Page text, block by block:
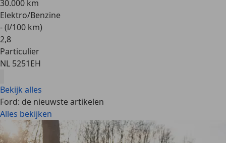
30.000 km
Elektro/Benzine
- (l/100 km)
2,8
Particulier
NL 5251EH
Bekijk alles
Ford: de nieuwste artikelen
Alles bekijken